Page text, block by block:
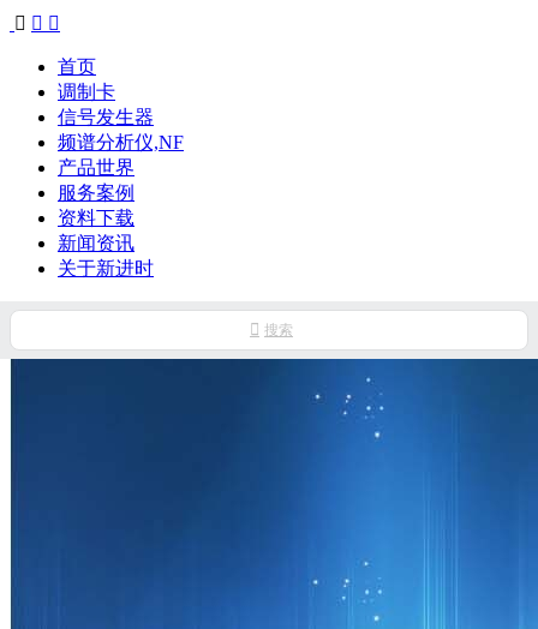
  
首页
调制卡
信号发生器
频谱分析仪,NF
产品世界
服务案例
资料下载
新闻资讯
关于新进时
 搜索